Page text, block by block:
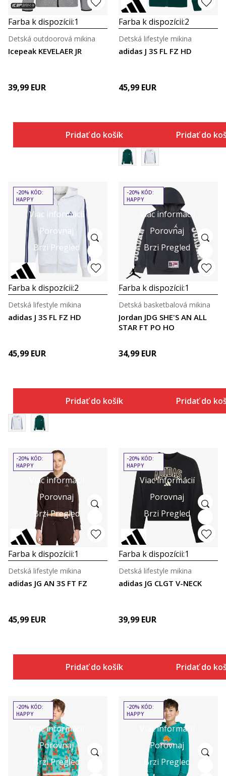
Farba k dispozícii:1
Icepeak KEVELAER JR
Detská outdoorová mikina
39,99 EUR
Pridať do košíka
Farba k dispozícii:2
adidas J 3S FL FZ HD
Detská lifestyle mikina
45,99 EUR
Pridať do
Viac informácií
Porovnaj
Brzi Pregled
-20% KÓD:
HAPPY
Farba k dispozícii:2
adidas J 3S FL FZ HD
Detská lifestyle mikina
45,99 EUR
Pridať do košíka
Viac informácií
Porovnaj
Brzi Pregled
-20% KÓD:
HAPPY
Farba k dispozícii:1
Jordan JDG SHE'S AN ALL
STAR FT PO HO
Detská basketbalová mikina
34,99 EUR
Pridať do
Viac informácií
Porovnaj
Brzi Pregled
-20% KÓD:
HAPPY
Farba k dispozícii:1
adidas JG AN 3S FT FZ
Detská lifestyle mikina
45,99 EUR
Pridať do košíka
Viac informácií
Porovnaj
Brzi Pregled
-20% KÓD:
HAPPY
Farba k dispozícii:1
adidas JG CLGT V-NECK
Detská lifestyle mikina
39,99 EUR
Pridať do
Viac informácií
Porovnaj
Brzi Pregled
-20% KÓD:
HAPPY
Viac informácií
Porovnaj
Brzi Pregled
-20% KÓD:
HAPPY